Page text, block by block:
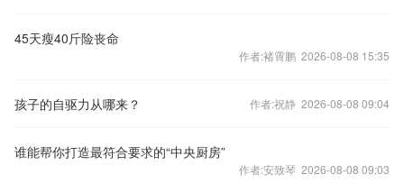
45天瘦40斤险丧命
作者:褚霄鹏 2026-08-08 15:35
孩子的自驱力从哪来？ 作者:祝静 2026-08-08 09:04
谁能帮你打造最符合要求的“中央厨房”
作者:安致琴 2026-08-08 09:03